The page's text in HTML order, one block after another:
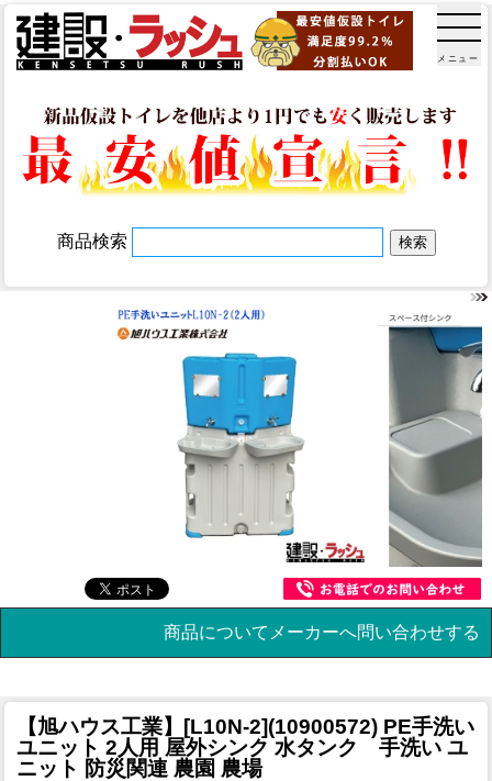
メニュー
商品検索
商品についてメーカーへ問い合わせする
【旭ハウス工業】[L10N-2](10900572) PE手洗い
ユニット 2人用 屋外シンク 水タンク 手洗い ユ
ニット 防災関連 農園 農場